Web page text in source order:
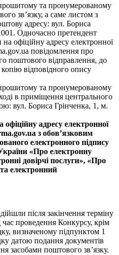
та пронумерованому
зв’язку, а саме листом з
адресу: вул. Бориса
Одночасно претендент
офіційну адресу електронної
повідомлення про
поштового відправлення, до
відповідного опису
та пронумерованому
в приміщення центрального
вул. Бориса Грінченка, 1, м.
адресу електронної
з обов’язковим
електронного підпису
«Про електронну
довірчі послуги», «Про
електронний
після закінчення терміну
час проведення Конкурсу, крім
визначеному підпунктом 1
датою подання документів
засобами поштового зв’язку.